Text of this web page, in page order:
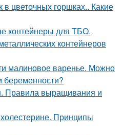
в цветочных горшках.. Какие
контейнеры для ТБО.
контейнеров
малиновое варенье. Можно
беременности?
Правила выращивания и
Принципы